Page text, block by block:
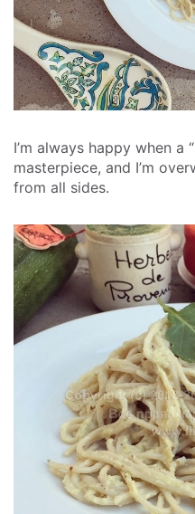
I’m always happy when a
masterpiece, and I’m
from all sides.